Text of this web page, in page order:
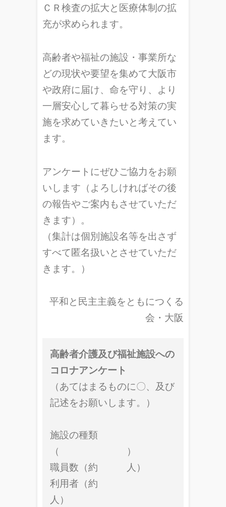
ＣＲ検査の拡大と医療体制の拡
充が求められます。
高齢者や福祉の施設・事業所な
どの現状や要望を集めて大阪市
や政府に届け、命を守り、より
一層安心して暮らせる対策の実
施を求めていきたいと考えてい
ます。
アンケートにぜひご協力をお願
いします（よろしければその後
の報告やご案内もさせていただ
きます）。
（集計は個別施設名等を出さず
すべて匿名扱いとさせていただ
きます。）
平和と民主主義をともにつくる
会・大阪
高齢者介護及び福祉施設への
コロナアンケート
（あてはまるものに〇、及び
記述をお願いします。）
施設の種類
（ ）
職員数（約 人）
利用者（約
人）